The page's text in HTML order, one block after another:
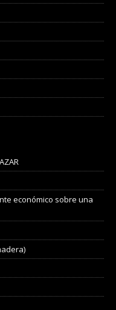
económico sobre una